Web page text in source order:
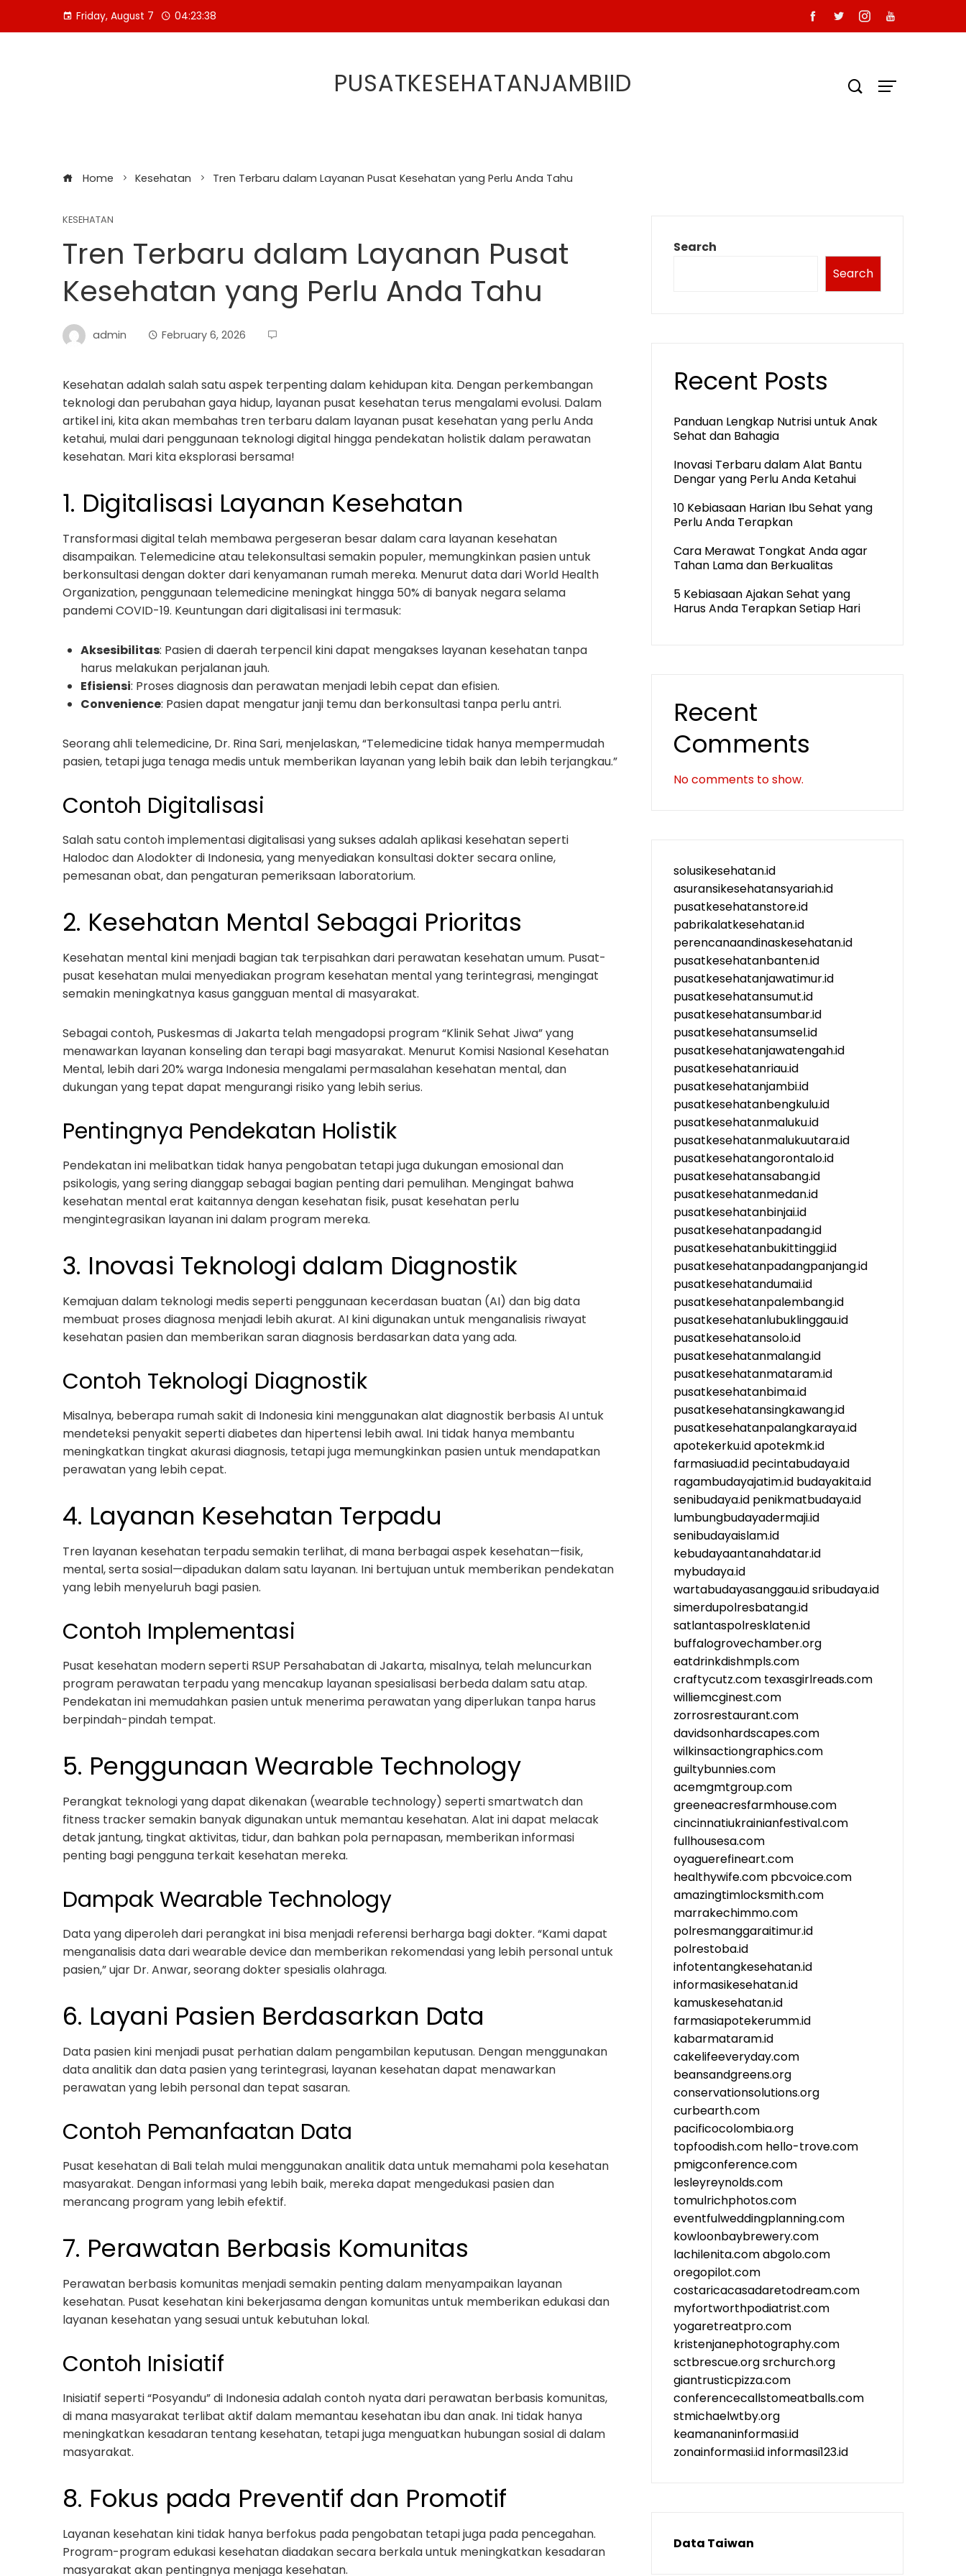
Friday, August 7 04:23:39
PUSATKESEHATANJAMBIID
Home Kesehatan Tren Terbaru dalam Layanan Pusat Kesehatan yang Perlu Anda Tahu
KESEHATAN
Tren Terbaru dalam Layanan Pusat
Kesehatan yang Perlu Anda Tahu
admin February 6, 2026
Kesehatan adalah salah satu aspek terpenting dalam kehidupan kita. Dengan perkembangan
teknologi dan perubahan gaya hidup, layanan pusat kesehatan terus mengalami evolusi. Dalam
artikel ini, kita akan membahas tren terbaru dalam layanan pusat kesehatan yang perlu Anda
ketahui, mulai dari penggunaan teknologi digital hingga pendekatan holistik dalam perawatan
kesehatan. Mari kita eksplorasi bersama!
1. Digitalisasi Layanan Kesehatan
Transformasi digital telah membawa pergeseran besar dalam cara layanan kesehatan
disampaikan. Telemedicine atau telekonsultasi semakin populer, memungkinkan pasien untuk
berkonsultasi dengan dokter dari kenyamanan rumah mereka. Menurut data dari World Health
Organization, penggunaan telemedicine meningkat hingga 50% di banyak negara selama
pandemi COVID-19. Keuntungan dari digitalisasi ini termasuk:
Aksesibilitas: Pasien di daerah terpencil kini dapat mengakses layanan kesehatan tanpa
harus melakukan perjalanan jauh.
Efisiensi: Proses diagnosis dan perawatan menjadi lebih cepat dan efisien.
Convenience: Pasien dapat mengatur janji temu dan berkonsultasi tanpa perlu antri.
Seorang ahli telemedicine, Dr. Rina Sari, menjelaskan, “Telemedicine tidak hanya mempermudah
pasien, tetapi juga tenaga medis untuk memberikan layanan yang lebih baik dan lebih terjangkau.”
Contoh Digitalisasi
Salah satu contoh implementasi digitalisasi yang sukses adalah aplikasi kesehatan seperti
Halodoc dan Alodokter di Indonesia, yang menyediakan konsultasi dokter secara online,
pemesanan obat, dan pengaturan pemeriksaan laboratorium.
2. Kesehatan Mental Sebagai Prioritas
Kesehatan mental kini menjadi bagian tak terpisahkan dari perawatan kesehatan umum. Pusat-
pusat kesehatan mulai menyediakan program kesehatan mental yang terintegrasi, mengingat
semakin meningkatnya kasus gangguan mental di masyarakat.
Sebagai contoh, Puskesmas di Jakarta telah mengadopsi program “Klinik Sehat Jiwa” yang
menawarkan layanan konseling dan terapi bagi masyarakat. Menurut Komisi Nasional Kesehatan
Mental, lebih dari 20% warga Indonesia mengalami permasalahan kesehatan mental, dan
dukungan yang tepat dapat mengurangi risiko yang lebih serius.
Pentingnya Pendekatan Holistik
Pendekatan ini melibatkan tidak hanya pengobatan tetapi juga dukungan emosional dan
psikologis, yang sering dianggap sebagai bagian penting dari pemulihan. Mengingat bahwa
kesehatan mental erat kaitannya dengan kesehatan fisik, pusat kesehatan perlu
mengintegrasikan layanan ini dalam program mereka.
3. Inovasi Teknologi dalam Diagnostik
Kemajuan dalam teknologi medis seperti penggunaan kecerdasan buatan (AI) dan big data
membuat proses diagnosa menjadi lebih akurat. AI kini digunakan untuk menganalisis riwayat
kesehatan pasien dan memberikan saran diagnosis berdasarkan data yang ada.
Contoh Teknologi Diagnostik
Misalnya, beberapa rumah sakit di Indonesia kini menggunakan alat diagnostik berbasis AI untuk
mendeteksi penyakit seperti diabetes dan hipertensi lebih awal. Ini tidak hanya membantu
meningkatkan tingkat akurasi diagnosis, tetapi juga memungkinkan pasien untuk mendapatkan
perawatan yang lebih cepat.
4. Layanan Kesehatan Terpadu
Tren layanan kesehatan terpadu semakin terlihat, di mana berbagai aspek kesehatan—fisik,
mental, serta sosial—dipadukan dalam satu layanan. Ini bertujuan untuk memberikan pendekatan
yang lebih menyeluruh bagi pasien.
Contoh Implementasi
Pusat kesehatan modern seperti RSUP Persahabatan di Jakarta, misalnya, telah meluncurkan
program perawatan terpadu yang mencakup layanan spesialisasi berbeda dalam satu atap.
Pendekatan ini memudahkan pasien untuk menerima perawatan yang diperlukan tanpa harus
berpindah-pindah tempat.
5. Penggunaan Wearable Technology
Perangkat teknologi yang dapat dikenakan (wearable technology) seperti smartwatch dan
fitness tracker semakin banyak digunakan untuk memantau kesehatan. Alat ini dapat melacak
detak jantung, tingkat aktivitas, tidur, dan bahkan pola pernapasan, memberikan informasi
penting bagi pengguna terkait kesehatan mereka.
Dampak Wearable Technology
Data yang diperoleh dari perangkat ini bisa menjadi referensi berharga bagi dokter. “Kami dapat
menganalisis data dari wearable device dan memberikan rekomendasi yang lebih personal untuk
pasien,” ujar Dr. Anwar, seorang dokter spesialis olahraga.
6. Layani Pasien Berdasarkan Data
Data pasien kini menjadi pusat perhatian dalam pengambilan keputusan. Dengan menggunakan
data analitik dan data pasien yang terintegrasi, layanan kesehatan dapat menawarkan
perawatan yang lebih personal dan tepat sasaran.
Contoh Pemanfaatan Data
Pusat kesehatan di Bali telah mulai menggunakan analitik data untuk memahami pola kesehatan
masyarakat. Dengan informasi yang lebih baik, mereka dapat mengedukasi pasien dan
merancang program yang lebih efektif.
7. Perawatan Berbasis Komunitas
Perawatan berbasis komunitas menjadi semakin penting dalam menyampaikan layanan
kesehatan. Pusat kesehatan kini bekerjasama dengan komunitas untuk memberikan edukasi dan
layanan kesehatan yang sesuai untuk kebutuhan lokal.
Contoh Inisiatif
Inisiatif seperti “Posyandu” di Indonesia adalah contoh nyata dari perawatan berbasis komunitas,
di mana masyarakat terlibat aktif dalam memantau kesehatan ibu dan anak. Ini tidak hanya
meningkatkan kesadaran tentang kesehatan, tetapi juga menguatkan hubungan sosial di dalam
masyarakat.
8. Fokus pada Preventif dan Promotif
Layanan kesehatan kini tidak hanya berfokus pada pengobatan tetapi juga pada pencegahan.
Program-program edukasi kesehatan diadakan secara berkala untuk meningkatkan kesadaran
masyarakat akan pentingnya menjaga kesehatan.
Search
Search
Recent Posts
Panduan Lengkap Nutrisi untuk Anak
Sehat dan Bahagia
Inovasi Terbaru dalam Alat Bantu
Dengar yang Perlu Anda Ketahui
10 Kebiasaan Harian Ibu Sehat yang
Perlu Anda Terapkan
Cara Merawat Tongkat Anda agar
Tahan Lama dan Berkualitas
5 Kebiasaan Ajakan Sehat yang
Harus Anda Terapkan Setiap Hari
Recent
Comments
No comments to show.
solusikesehatan.id
asuransikesehatansyariah.id
pusatkesehatanstore.id
pabrikalatkesehatan.id
perencanaandinaskesehatan.id
pusatkesehatanbanten.id
pusatkesehatanjawatimur.id
pusatkesehatansumut.id
pusatkesehatansumbar.id
pusatkesehatansumsel.id
pusatkesehatanjawatengah.id
pusatkesehatanriau.id
pusatkesehatanjambi.id
pusatkesehatanbengkulu.id
pusatkesehatanmaluku.id
pusatkesehatanmalukuutara.id
pusatkesehatangorontalo.id
pusatkesehatansabang.id
pusatkesehatanmedan.id
pusatkesehatanbinjai.id
pusatkesehatanpadang.id
pusatkesehatanbukittinggi.id
pusatkesehatanpadangpanjang.id
pusatkesehatandumai.id
pusatkesehatanpalembang.id
pusatkesehatanlubuklinggau.id
pusatkesehatansolo.id
pusatkesehatanmalang.id
pusatkesehatanmataram.id
pusatkesehatanbima.id
pusatkesehatansingkawang.id
pusatkesehatanpalangkaraya.id
apotekerku.idapotekmk.id
farmasiuad.id pecintabudaya.id
ragambudayajatim.id budayakita.id
senibudaya.id penikmatbudaya.id
lumbungbudayadermaji.id
senibudayaislam.id
kebudayaantanahdatar.id
mybudaya.id
wartabudayasanggau.idsribudaya.id
simerdupolresbatang.id
satlantaspolresklaten.id
buffalogrovechamber.org
eatdrinkdishmpls.com
craftycutz.com texasgirlreads.com
williemcginest.com
zorrosrestaurant.com
davidsonhardscapes.com
wilkinsactiongraphics.com
guiltybunnies.com
acemgmtgroup.com
greeneacresfarmhouse.com
cincinnatiukrainianfestival.com
fullhousesa.com
oyaguerefineart.com
healthywife.com pbcvoice.com
amazingtimlocksmith.com
marrakechimmo.com
polresmanggaraitimur.id
polrestoba.id
infotentangkesehatan.id
informasikesehatan.id
kamuskesehatan.id
farmasiapotekerumm.id
kabarmataram.id
cakelifeeveryday.com
beansandgreens.org
conservationsolutions.org
curbearth.com
pacificocolombia.org
topfoodish.com hello-trove.com
pmigconference.com
lesleyreynolds.com
tomulrichphotos.com
eventfulweddingplanning.com
kowloonbaybrewery.com
lachilenita.comabgolo.com
oregopilot.com
costaricacasadaretodream.com
myfortworthpodiatrist.com
yogaretreatpro.com
kristenjanephotography.com
sctbrescue.orgsrchurch.org
giantrusticpizza.com
conferencecallstomeatballs.com
stmichaelwtby.org
keamananinformasi.id
zonainformasi.idinformasi123.id
Data Taiwan